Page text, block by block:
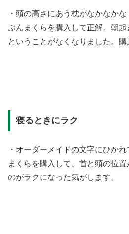
・頭の高さにあう枕がなかなか
ぶんまくらを購入して正解。朝
ということがなくなりました。購
寝るときにラク
・オーダーメイドの文字にひか
まくらを購入して、首と頭の位
のがラクになった気がします。